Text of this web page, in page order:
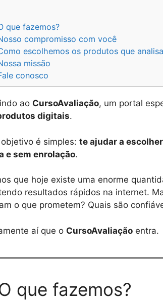
que fazemos?
compromisso com você
escolhemos os produtos que
missão
conosco
ao CursoAvaliação, um portal
digitais.
é simples: te ajudar a
e sem enrolação.
que hoje existe uma enorme
resultados rápidos na internet.
o que prometem? Quais são
aí que o CursoAvaliação entra.
que fazemos?